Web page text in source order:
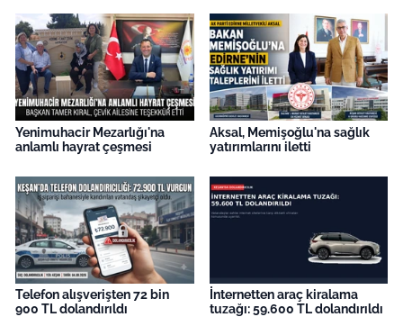
Yenimuhacir Mezarlığı'na
anlamlı hayrat çeşmesi
Aksal, Memişoğlu'na sağlık
yatırımlarını iletti
Telefon alışverişten 72 bin
900 TL dolandırıldı
İnternetten araç kiralama
tuzağı: 59.600 TL dolandırıldı